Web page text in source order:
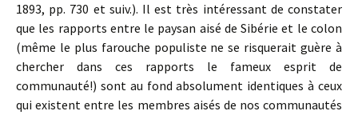
1893, pp. 730 et suiv.). Il est très intéressant de constater
que les rapports entre le paysan aisé de Sibérie et le colon
(même le plus farouche populiste ne se risquerait guère à
chercher dans ces rapports le fameux esprit de
communauté!) sont au fond absolument identiques à ceux
qui existent entre les membres aisés de nos communautés